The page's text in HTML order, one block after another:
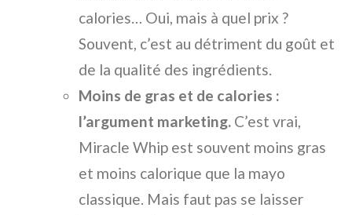
calories… Oui, mais à quel prix ?
Souvent, c’est au détriment du goût et
de la qualité des ingrédients.
Moins de gras et de calories :
l’argument marketing. C’est vrai,
Miracle Whip est souvent moins gras
et moins calorique que la mayo
classique. Mais faut pas se laisser